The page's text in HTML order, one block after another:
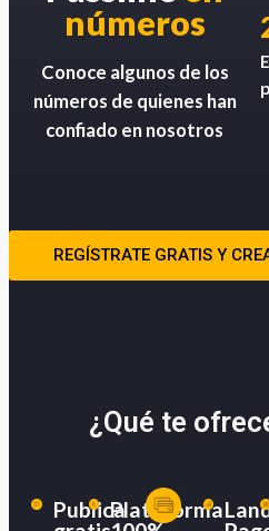
números
Conoce algunos de los
números de quienes han
confiado en nosotros
REGÍSTRATE GRATIS Y
¿Qué te
PublicaPlataforma